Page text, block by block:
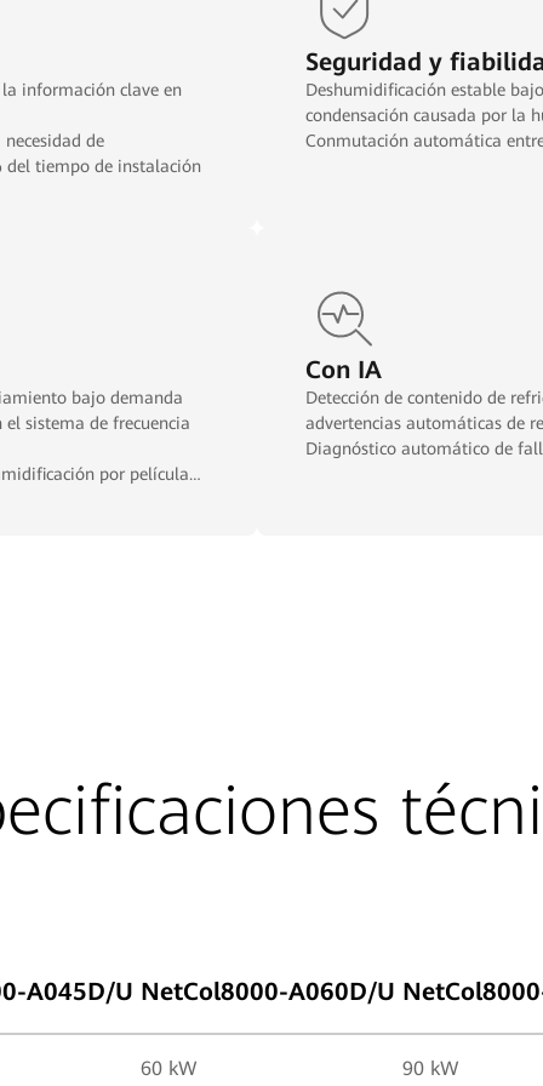
información clave en
de
del tiempo de instalación
Seguridad y
Deshumidificación estable
condensación causada por la
Conmutación automática
bajo demanda
sistema de frecuencia
por película
Con IA
Detección de contenido de
advertencias automáticas de
Diagnóstico automático de
A045D/U NetCol8000-A060D/U
60 kW 90 kW